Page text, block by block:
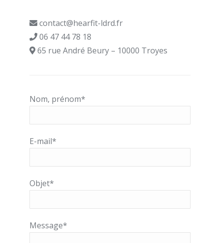
contact@hearfit-ldrd.fr
06 47 44 78 18
65 rue André Beury – 10000 Troyes
Nom, prénom*
E-mail*
Objet*
Message*